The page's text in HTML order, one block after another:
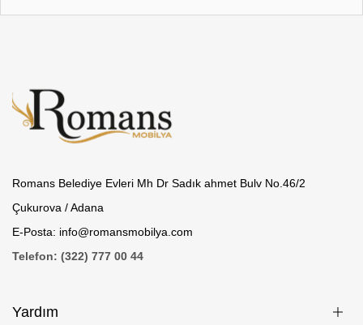
Romans Belediye Evleri Mh Dr Sadık ahmet Bulv No.46/2
Çukurova / Adana
E-Posta: info@romansmobilya.com
Telefon: (322) 777 00 44
Yardım